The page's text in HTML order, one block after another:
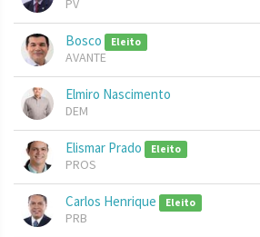
PV
Bosco Eleito
AVANTE
Elmiro Nascimento
DEM
Elismar Prado Eleito
PROS
Carlos Henrique Eleito
PRB